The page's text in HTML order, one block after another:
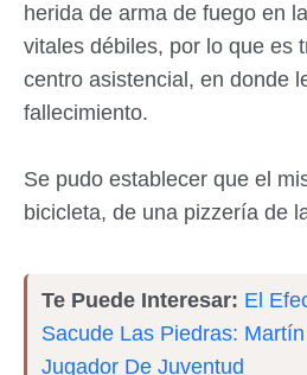
herida de arma de fuego en
vitales débiles, por lo que es
centro asistencial, en donde
fallecimiento.
Se pudo establecer que el
bicicleta, de una pizzería de
Te Puede Interesar: El
Sacude Las Piedras:
Jugador De Juventud